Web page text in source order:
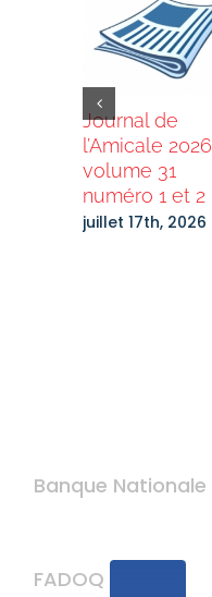
Journal de
l’Amicale 2026
volume 31
numéro 1 et 2
juillet 17th, 2026
Banque Nationale
FADOQ